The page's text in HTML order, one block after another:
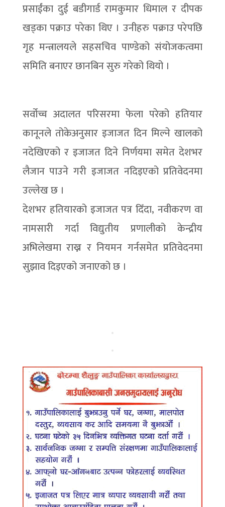
प्रसाईंका दुई बडीगार्ड रामकुमार धिमाल र दीपक
खड्का पक्राउ परेका थिए । उनीहरु पक्राउ परेपछि
गृह मन्त्रालयले सहसचिव पाण्डेको संयोजकत्वमा
समिति बनाएर छानबिन सुरु गरेको थियो ।
सर्वोच्च अदालत परिसरमा फेला परेको हतियार
कानूनले तोकेअनुसार इजाजत दिन मिल्ने खालको
नदेखिएको र इजाजत दिने निर्णयमा समेत देशभर
लैजान पाउने गरी इजाजत नदिइएको प्रतिवेदनमा
उल्लेख छ ।
देशभर हतियारको इजाजत पत्र दिँदा, नवीकरण वा
नामसारी गर्दा विद्युतीय प्रणालीको केन्द्रीय
अभिलेखमा राख्न र नियमन गर्नसमेत प्रतिवेदनमा
सुझाव दिइएको जनाएको छ ।